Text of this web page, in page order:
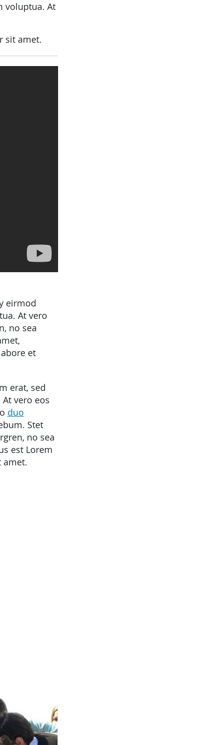
voluptua. At
sit amet.
eirmod
At vero
no sea
et
erat, sed
vero eos
duo
Stet
no sea
est Lorem
amet.